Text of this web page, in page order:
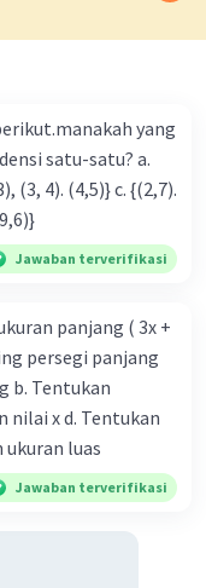
yang
(9,6)}
Jawaban terverifikasi
panjang ( 3x +
persegi panjang
b. Tentukan
nilai x d. Tentukan
ukuran luas
Jawaban terverifikasi